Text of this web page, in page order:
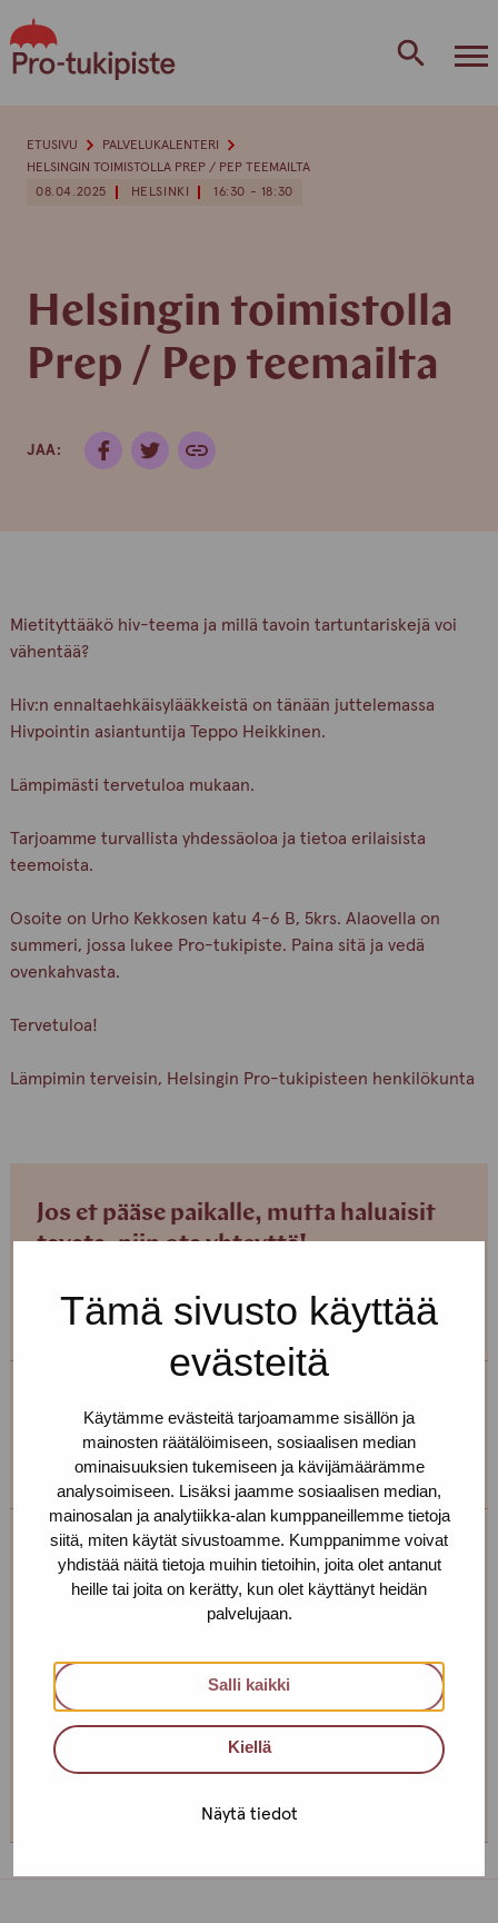
Tämä sivusto käyttää
evästeitä
Käytämme evästeitä tarjoamamme sisällön ja
mainosten räätälöimiseen, sosiaalisen median
ominaisuuksien tukemiseen ja kävijämäärämme
analysoimiseen. Lisäksi jaamme sosiaalisen median,
mainosalan ja analytiikka-alan kumppaneillemme tietoja
siitä, miten käytät sivustoamme. Kumppanimme voivat
yhdistää näitä tietoja muihin tietoihin, joita olet antanut
heille tai joita on kerätty, kun olet käyttänyt heidän
palvelujaan.
Salli kaikki
Kiellä
Näytä tiedot
to
content
08.04.2025 HELSINKI 16:30 - 18:30
Helsingin toimistolla
Prep / Pep teemailta
JAA:
ETUSIVU
PALVELUKALENTERI
HELSINGIN TOIMISTOLLA PREP / PEP TEEMAILTA
Mietityttääkö hiv-teema ja millä tavoin tartuntariskejä voi
vähentää?
Hiv:n ennaltaehkäisylääkkeistä on tänään juttelemassa
Hivpointin asiantuntija Teppo Heikkinen.
Lämpimästi tervetuloa mukaan.
Tarjoamme turvallista yhdessäoloa ja tietoa erilaisista
teemoista.
Osoite on Urho Kekkosen katu 4-6 B, 5krs. Alaovella on
summeri, jossa lukee Pro-tukipiste. Paina sitä ja vedä
ovenkahvasta.
Tervetuloa!
Lämpimin terveisin, Helsingin Pro-tukipisteen henkilökunta
Jos et pääse paikalle, mutta haluaisit
tavata, niin ota yhteyttä!
Voimme sopia sinulle sopivan ajan ja paikan!
Helsingin toimipiste
+358 (0)40 650 3705
Erja Aalto
työnohjaaja
+358 40 725 0791
erja.aalto(at)protukipiste.fi